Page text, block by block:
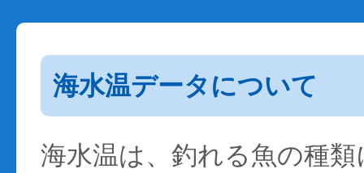
海水温データについて
海水温は、釣れる魚の種